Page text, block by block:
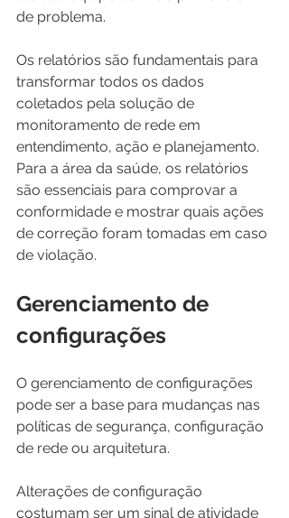
de problema.
Os relatórios são fundamentais para
transformar todos os dados
coletados pela solução de
monitoramento de rede em
entendimento, ação e planejamento.
Para a área da saúde, os relatórios
são essenciais para comprovar a
conformidade e mostrar quais ações
de correção foram tomadas em caso
de violação.
Gerenciamento de
configurações
O gerenciamento de configurações
pode ser a base para mudanças nas
políticas de segurança, configuração
de rede ou arquitetura.
Alterações de configuração
costumam ser um sinal de atividade